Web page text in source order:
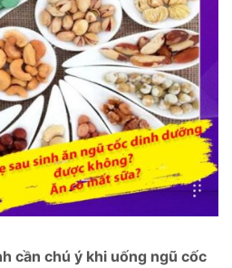
cần chú ý khi uống ngũ cốc